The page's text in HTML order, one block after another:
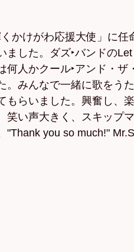
かけがわ応援大使」に任
ました。ダズ‣バンドの
何人かクール‣アンド・ザ
。みんなで一緒に歌をう
もらいました。興奮し、
笑い声大きく、スキップ
"Thank you so much!"